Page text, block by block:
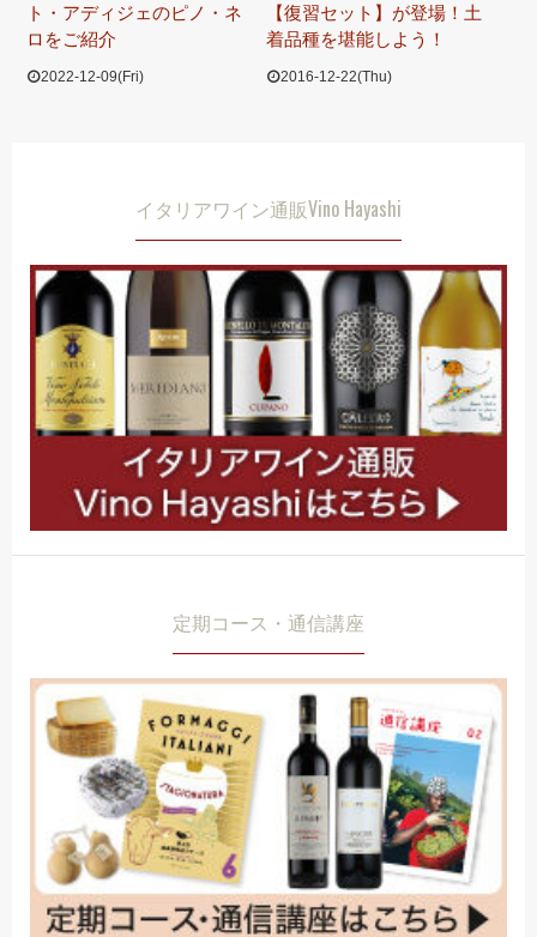
ト・アディジェのピノ・ネ
ロをご紹介
2022-12-09(Fri)
【復習セット】が登場！土
着品種を堪能しよう！
2016-12-22(Thu)
イタリアワイン通販Vino Hayashi
定期コース・通信講座